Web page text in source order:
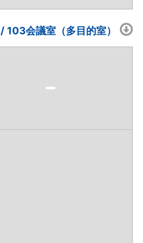
103会議室（多目的室）